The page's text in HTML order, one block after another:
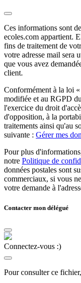
Ces informations sont
ecoles.com appartient.
fins de traitement de
votre adresse mail sera
que vous avez
client.
Conformément à la loi
modifiée et au RGPD
l'exercice du droit
d'opposition, à la
traitements ainsi qu'au
suivante : Gérer mes
Pour plus
notre Politique de
données postales sont
commerciaux, si vous
votre demande à
Contacter mon délégué
Connectez-vous :)
Pour consulter ce